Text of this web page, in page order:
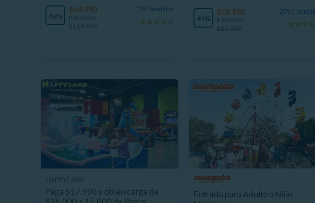
46%
125 Vendidos
$64.990
41%
1091
$18.990
Paga $17.990 y obtén carga de
Entrada para Adulto o Niño